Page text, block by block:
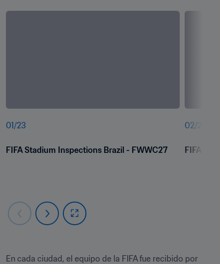
01 /23
FIFA Stadium Inspections Brazil - FWWC27
02/23
FIFA
En cada ciudad, el equipo de la FIFA fue recibido por